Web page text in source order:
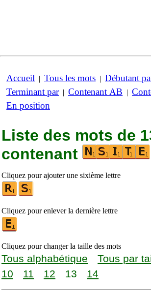
Accueil | Tous les mots | Débutant
Terminant par| Contenant AB |
En position
Liste des mots de
contenant
Cliquez pour ajouter une sixième lettre
Cliquez pour enlever la dernière lettre
Cliquez pour changer la taille des mots
Tous alphabétique Tous par
10
11 12 13 14